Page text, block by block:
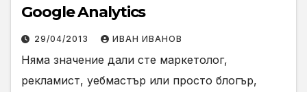
Google Analytics
29/04/2013 ИВАН ИВАНОВ
Няма значение дали сте маркетолог,
рекламист, уебмастър или просто блогър,